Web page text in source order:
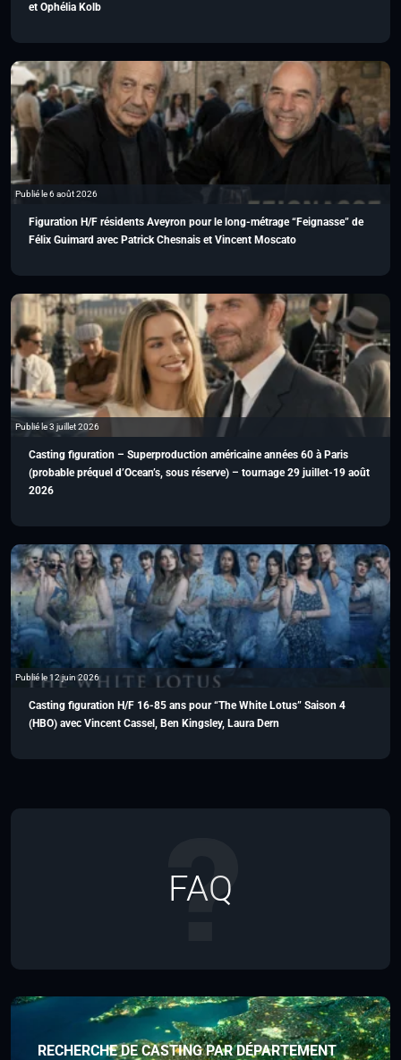
et Ophélia Kolb
Publié le 6 août 2026
Figuration H/F résidents Aveyron pour le long-métrage “Feignasse” de
Félix Guimard avec Patrick Chesnais et Vincent Moscato
Publié le 3 juillet 2026
Casting figuration – Superproduction américaine années 60 à Paris
(probable préquel d’Ocean’s, sous réserve) – tournage 29 juillet-19 août
2026
Publié le 12 juin 2026
Casting figuration H/F 16-85 ans pour “The White Lotus” Saison 4
(HBO) avec Vincent Cassel, Ben Kingsley, Laura Dern
FAQ
RECHERCHE DE CASTING PAR DÉPARTEMENT